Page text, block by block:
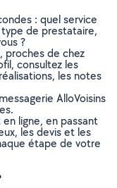
: quel service
type de prestataire,
?
proches de chez
consultez les
les notes
AlloVoisins
ligne, en passant
les devis et les
étape de votre